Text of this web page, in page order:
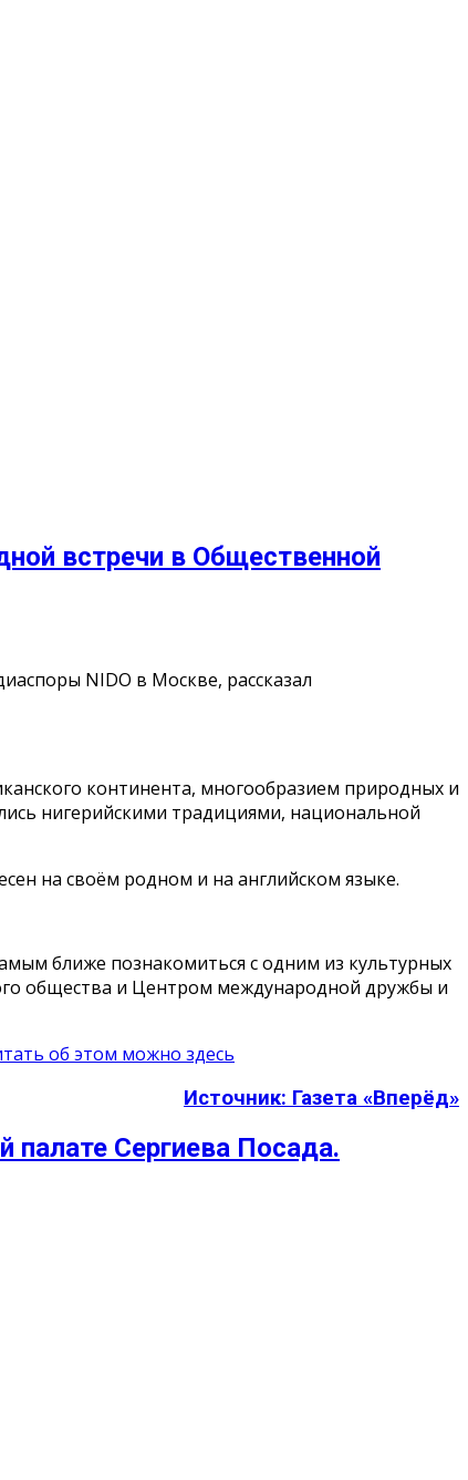
встречи в Общественной
NIDO в Москве, рассказал
континента, многообразием природных и
нигерийскими традициями, национальной
на своём родном и на английском языке.
ближе познакомиться с одним из культурных
общества и Центром международной дружбы и
об этом можно здесь
Источник: Газета «Вперёд»
палате Сергиева Посада.